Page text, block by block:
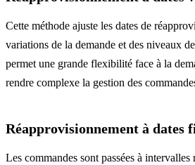
Cette méthode ajuste les dates de
variations de la demande et des niveaux
permet une grande flexibilité face à la
rendre complexe la gestion des
Réapprovisionnement à dates
Les commandes sont passées à